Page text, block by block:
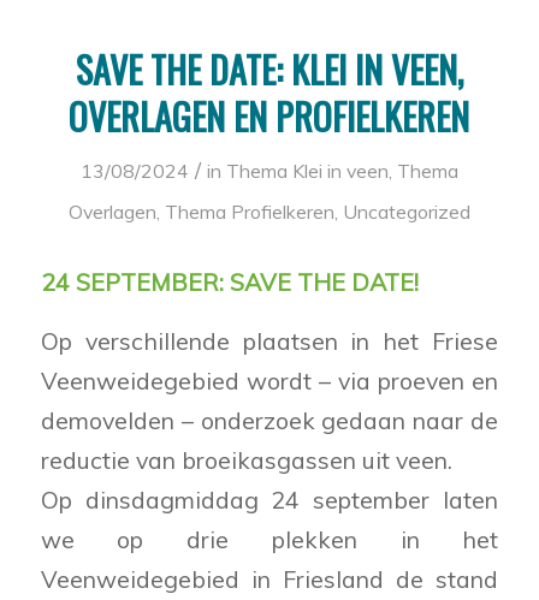
SAVE THE DATE: KLEI IN VEEN,
OVERLAGEN EN PROFIELKEREN
13/08/2024 / in Thema Klei in veen, Thema
Overlagen, Thema Profielkeren, Uncategorized
24 SEPTEMBER: SAVE THE DATE!
Op verschillende plaatsen in het Friese
Veenweidegebied wordt – via proeven en
demovelden – onderzoek gedaan naar de
reductie van broeikasgassen uit veen.
Op dinsdagmiddag 24 september laten
we op drie plekken in het
Veenweidegebied in Friesland de stand